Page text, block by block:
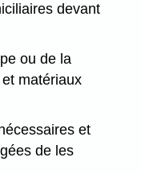
devant
ou de la
matériaux
et
de les